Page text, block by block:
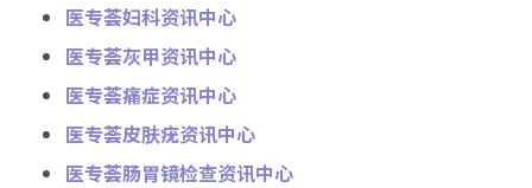
医专荟妇科资讯中心
医专荟灰甲资讯中心
医专荟痛症资讯中心
医专荟皮肤疣资讯中心
医专荟肠胃镜检查资讯中心